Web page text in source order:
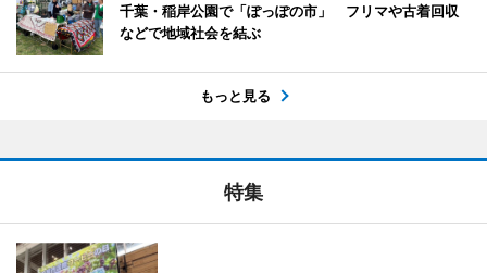
千葉・稲岸公園で「ぽっぽの市」 フリマや古着回収
などで地域社会を結ぶ
もっと見る
特集